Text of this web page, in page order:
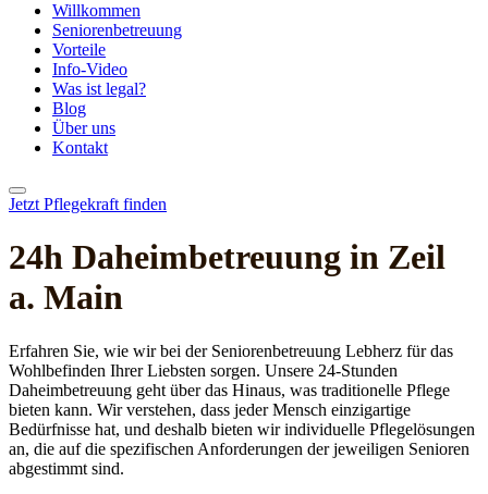
Willkommen
Seniorenbetreuung
Vorteile
Info-Video
Was ist legal?
Blog
Über uns
Kontakt
Jetzt Pflegekraft finden
24h Daheim­betreuung in Zeil
a. Main
Erfahren Sie, wie wir bei der Seniorenbetreuung Lebherz für das
Wohlbefinden Ihrer Liebsten sorgen. Unsere 24-Stunden
Daheimbetreuung geht über das Hinaus, was traditionelle Pflege
bieten kann. Wir verstehen, dass jeder Mensch einzigartige
Bedürfnisse hat, und deshalb bieten wir individuelle Pflegelösungen
an, die auf die spezifischen Anforderungen der jeweiligen Senioren
abgestimmt sind.